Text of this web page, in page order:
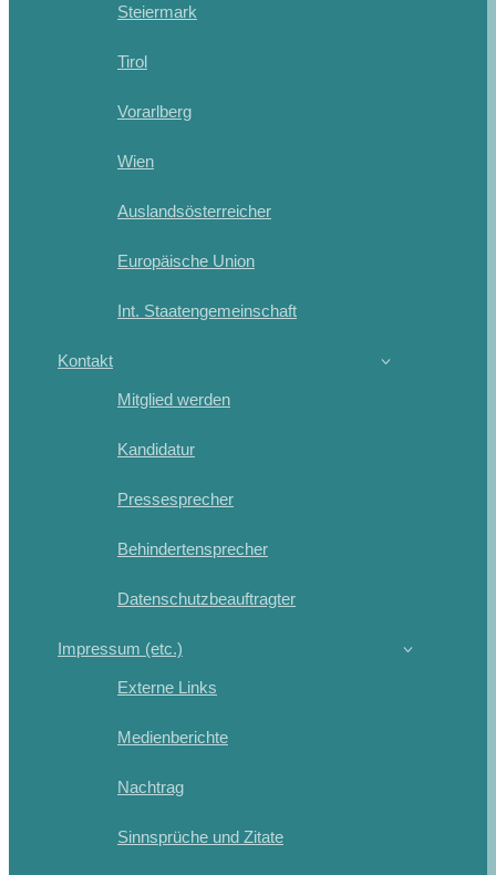
Steiermark
Tirol
Vorarlberg
Wien
Auslandsösterreicher
Europäische Union
Int. Staatengemeinschaft
Kontakt
Mitglied werden
Kandidatur
Pressesprecher
Behindertensprecher
Datenschutzbeauftragter
Impressum (etc.)
Externe Links
Medienberichte
Nachtrag
Sinnsprüche und Zitate